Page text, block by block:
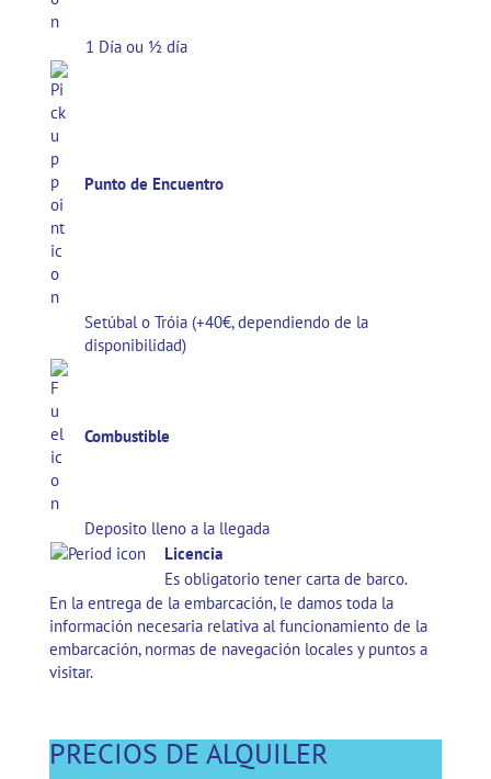
1 Día ou ½ día
Punto de Encuentro
Setúbal o Tróia (+40€, dependiendo de la
disponibilidad)
Combustible
Deposito lleno a la llegada
Licencia
Es obligatorio tener carta de barco.
En la entrega de la embarcación, le damos toda la
información necesaria relativa al funcionamiento de la
embarcación, normas de navegación locales y puntos a
visitar.
PRECIOS DE ALQUILER